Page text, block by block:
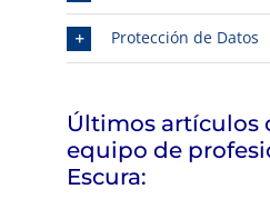
Protección de Datos
Últimos artículos
equipo de
Escura: